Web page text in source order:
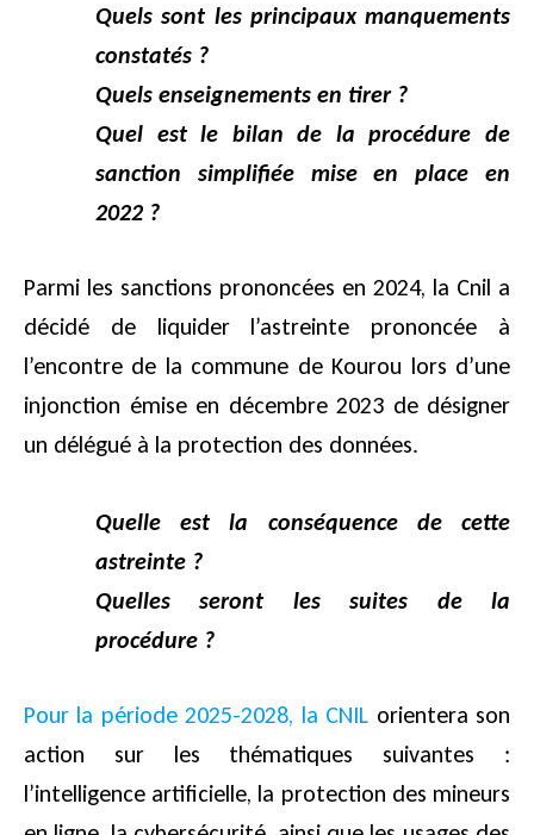
Quels sont les principaux manquements
constatés ?
Quels enseignements en tirer ?
Quel est le bilan de la procédure de
sanction simplifiée mise en place en
2022 ?
Parmi les sanctions prononcées en 2024, la Cnil a
décidé de liquider l’astreinte prononcée à
l’encontre de la commune de Kourou lors d’une
injonction émise en décembre 2023 de désigner
un délégué à la protection des données.
Quelle est la conséquence de cette
astreinte ?
Quelles seront les suites de la
procédure ?
Pour la période 2025-2028, la CNIL orientera son
action sur les thématiques suivantes :
l’intelligence artificielle, la protection des mineurs